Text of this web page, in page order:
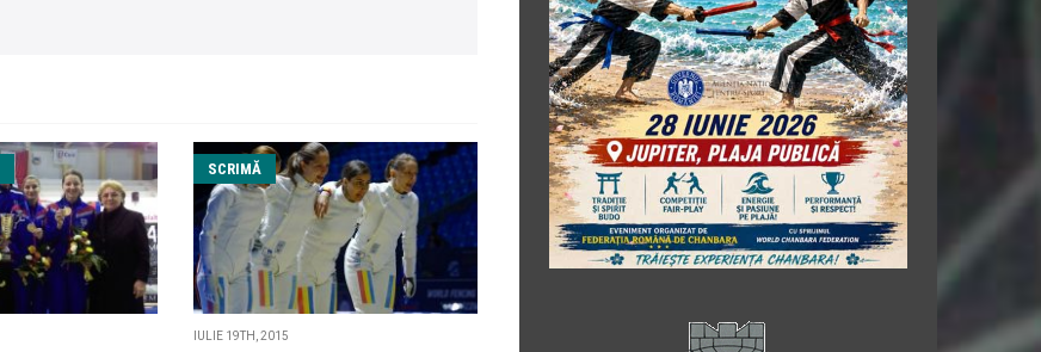
SCRIMĂ
IULIE 19TH, 2015